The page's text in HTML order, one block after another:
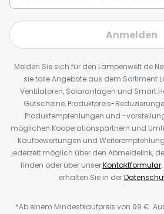
Anmelden
Melden Sie sich für den Lampenwelt.de
sie tolle Angebote aus dem Sortiment
Ventilatoren, Solaranlagen und Smart
Gutscheine, Produktpreis-
Produktempfehlungen und -
möglichen Kooperationspartnern und
Kaufbewertungen und
jederzeit möglich über den Abmeldelink,
finden oder über unserKontaktformular
erhalten Sie in der
*Ab einem Mindestkaufpreis von 99 €.